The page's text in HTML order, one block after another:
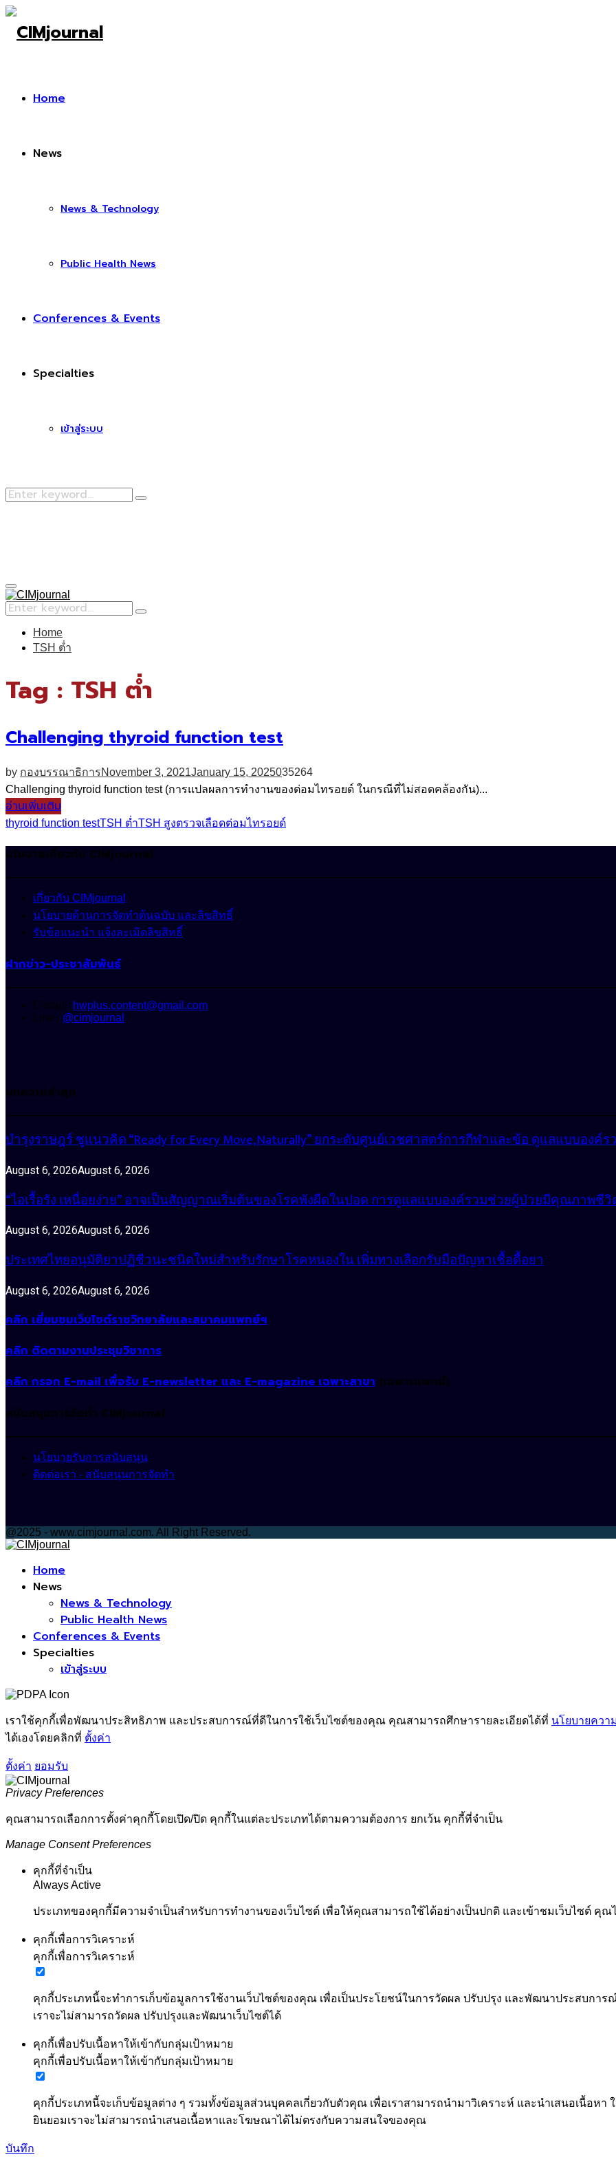
Home
News
News & Technology
Public Health News
Conferences & Events
Specialties
เข้าสู่ระบบ
Search
Search
Primary
Menu
Search
for:
Search
Home
TSH ต่ำ
Tag : TSH ต่ำ
Challenging thyroid function test
by กองบรรณาธิการNovember 3, 2021January 15, 2025035264
Challenging thyroid function test (การแปลผลการทำงานของต่อมไทรอยด์ ในกรณีที่ไม่สอดคล้องกัน)...
อ่านเพิ่มเติม
thyroid function testTSH ต่ำTSH สูงตรวจเลือดต่อมไทรอยด์
นโยบายเกี่ยวกับ CIMjournal
เกี่ยวกับ CIMjournal
นโยบายด้านการจัดทำต้นฉบับ และลิขสิทธิ์
รับข้อแนะนำ แจ้งละเมิดลิขสิทธิ์
ฝากข่าว-ประชาสัมพันธ์
E-mail : hwplus.content@gmail.com
Line : @cimjournal
บทความล่าสุด
บำรุงราษฎร์ ชูแนวคิด “Ready for Every Move, Naturally” ยกระดับศูนย์เวชศาสตร์การกีฬาและข้อ ดูแลแบบองค์ร
August 6, 2026August 6, 2026
“ไอเรื้อรัง เหนื่อยง่าย” อาจเป็นสัญญาณเริ่มต้นของโรคพังผืดในปอด การดูแลแบบองค์รวมช่วยผู้ป่วยมีคุณภาพชี
August 6, 2026August 6, 2026
ประเทศไทยอนุมัติยาปฏิชีวนะชนิดใหม่สำหรับรักษาโรคหนองใน เพิ่มทางเลือกรับมือปัญหาเชื้อดื้อยา
August 6, 2026August 6, 2026
คลิก เยี่ยมชมเว็บไซต์ราชวิทยาลัยและสมาคมแพทย์ฯ
คลิก ติดตามงานประชุมวิชาการ
คลิก กรอก E-mail เพื่อรับ E-newsletter และ E-magazine เฉพาะสาขา (เฉพาะแพทย์)
สนับสนุนการจัดทำ CIMjournal
นโยบายรับการสนับสนุน
ติดต่อเรา - สนับสนุนการจัดทำ
@2025 - www.cimjournal.com. All Right Reserved.
Home
News
News & Technology
Public Health News
Conferences & Events
Specialties
เข้าสู่ระบบ
เราใช้คุกกี้เพื่อพัฒนาประสิทธิภาพ และประสบการณ์ที่ดีในการใช้เว็บไซต์ของคุณ คุณสามารถศึกษารายละเอียดได้ที่ นโยบายควา
ได้เองโดยคลิกที่ ตั้งค่า
ตั้งค่า ยอมรับ
Privacy Preferences
คุณสามารถเลือกการตั้งค่าคุกกี้โดยเปิด/ปิด คุกกี้ในแต่ละประเภทได้ตามความต้องการ ยกเว้น คุกกี้ที่จำเป็น
Manage Consent Preferences
คุกกี้ที่จำเป็น
Always Active
ประเภทของคุกกี้มีความจำเป็นสำหรับการทำงานของเว็บไซต์ เพื่อให้คุณสามารถใช้ได้อย่างเป็นปกติ และเข้าชมเว็บไซต์ คุ
คุกกี้เพื่อการวิเคราะห์
คุกกี้เพื่อการวิเคราะห์
คุกกี้ประเภทนี้จะทำการเก็บข้อมูลการใช้งานเว็บไซต์ของคุณ เพื่อเป็นประโยชน์ในการวัดผล ปรับปรุง และพัฒนาประสบกา
เราจะไม่สามารถวัดผล ปรับปรุงและพัฒนาเว็บไซต์ได้
คุกกี้เพื่อปรับเนื้อหาให้เข้ากับกลุ่มเป้าหมาย
คุกกี้เพื่อปรับเนื้อหาให้เข้ากับกลุ่มเป้าหมาย
คุกกี้ประเภทนี้จะเก็บข้อมูลต่าง ๆ รวมทั้งข้อมูลส่วนบุคคลเกี่ยวกับตัวคุณ เพื่อเราสามารถนำมาวิเคราะห์ และนำเสนอเนื้อ
ยินยอมเราจะไม่สามารถนำเสนอเนื้อหาและโฆษณาได้ไม่ตรงกับความสนใจของคุณ
บันทึก